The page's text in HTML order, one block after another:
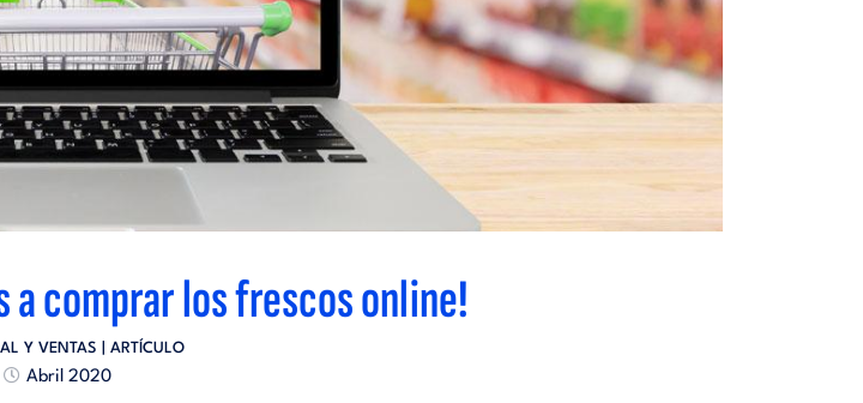
a comprar los frescos online!
Y VENTAS | ARTÍCULO
Abril 2020